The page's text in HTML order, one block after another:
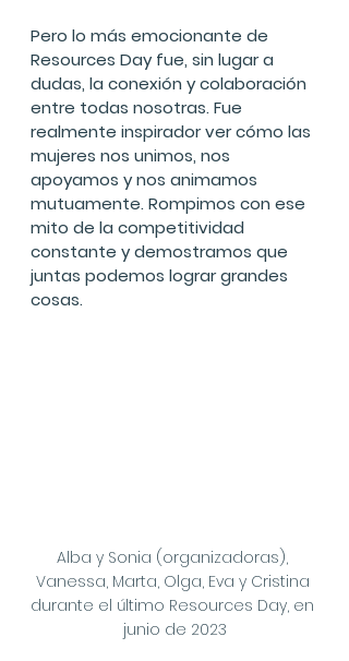
Pero lo más emocionante de
Resources Day fue, sin lugar a
dudas, la conexión y colaboración
entre todas nosotras. Fue
realmente inspirador ver cómo las
mujeres nos unimos, nos
apoyamos y nos animamos
mutuamente. Rompimos con ese
mito de la competitividad
constante y demostramos que
juntas podemos lograr grandes
cosas.
Alba y Sonia (organizadoras),
Vanessa, Marta, Olga, Eva y Cristina
durante el último Resources Day, en
junio de 2023